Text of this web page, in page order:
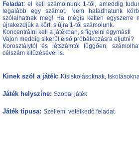
Feladat: el kell számolnunk 1-től, ameddig
legalább egy számot. Nem haladhatunk
szólalhatnak meg! Ha mégis ketten egyszerre
újrakezdjük a kört, s újra 1-től számolunk.
Koncentrálni kell a játékban, s figyelni egymást!
Vajon meddig sikerül első próbálkozásra eljutni?
Korosztálytól és létszámtól függően,
célszám kitűzésével is.
Kinek szól a játék: Kisiskolásoknak,
Játék helyszíne: Szobai játék
Játék típusa: Szellemi vetélkedő feladat